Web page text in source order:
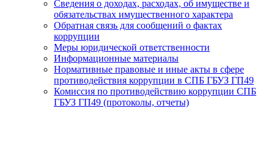
Сведения о доходах, расходах, об имуществе и
обязательствах имущественного характера
Обратная связь для сообщений о фактах
коррупции
Меры юридической ответственности
Информационные материалы
Нормативные правовые и иные акты в сфере
противодействия коррупции в СПБ ГБУЗ ГП49
Комиссия по противодействию коррупции СПБ
ГБУЗ ГП49 (протоколы, отчеты)